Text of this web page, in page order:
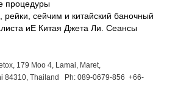
процедуры
сейчим и китайский баночный
иЕ Китая Джета Ли. Сеансы
179 Moo 4, Lamai, Maret,
84310, Thailand Ph: 089-0679-856 +66-